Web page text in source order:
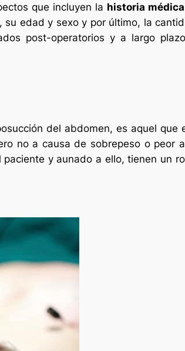
que incluyen la historia médica
edad y sexo y por último, la
post-operatorios y a largo
del abdomen, es aquel que
no a causa de sobrepeso o peor
y aunado a ello, tienen un